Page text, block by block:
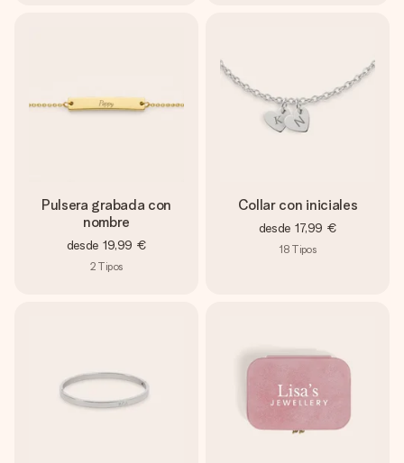
Pulsera grabada con
nombre
desde 19,99 €
2 Tipos
Collar con iniciales
desde 17,99 €
18 Tipos